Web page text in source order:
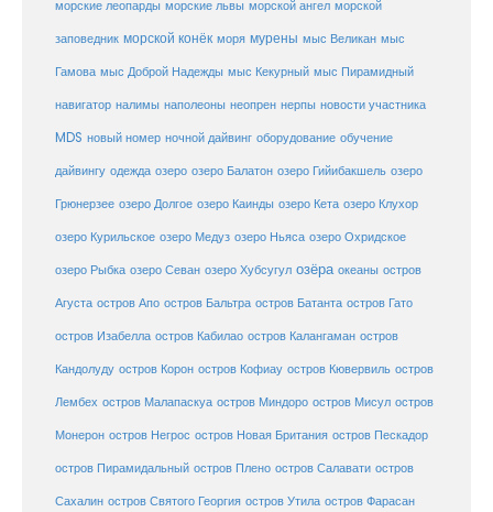
морские леопарды морские львы морской ангел морской
заповедник морской конёк моря мурены мыс Великан мыс
Гамова мыс Доброй Надежды мыс Кекурный мыс Пирамидный
навигатор налимы наполеоны неопрен нерпы новости участника
MDS новый номер ночной дайвинг оборудование обучение
дайвингу одежда озеро озеро Балатон озеро Гийибакшель озеро
Грюнерзее озеро Долгое озеро Каинды озеро Кета озеро Клухор
озеро Курильское озеро Медуз озеро Ньяса озеро Охридское
озеро Рыбка озеро Севан озеро Хубсугул озёра океаны остров
Агуста остров Апо остров Бальтра остров Батанта остров Гато
остров Изабелла остров Кабилао остров Калангаман остров
Кандолуду остров Корон остров Кофиау остров Кювервиль остров
Лембех остров Малапаскуа остров Миндоро остров Мисул остров
Монерон остров Негрос остров Новая Британия остров Пескадор
остров Пирамидальный остров Плено остров Салавати остров
Сахалин остров Святого Георгия остров Утила остров Фарасан